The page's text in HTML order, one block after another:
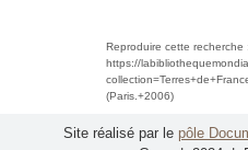
Reproduire cette recherche :
https://
(Paris.+2006)
Site réalisé par le pôle